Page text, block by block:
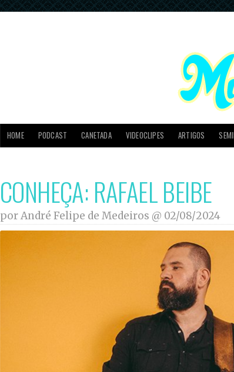
HOME PODCAST CANETADA VIDEOCLIPES ARTIGOS
CONHEÇA: RAFAEL BEIBE
por André Felipe de Medeiros @ 02/08/2024